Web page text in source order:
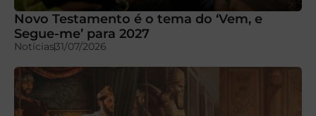
Novo Testamento é o tema do ‘Vem, e
Segue-me’ para 2027
Notícias31/07/2026